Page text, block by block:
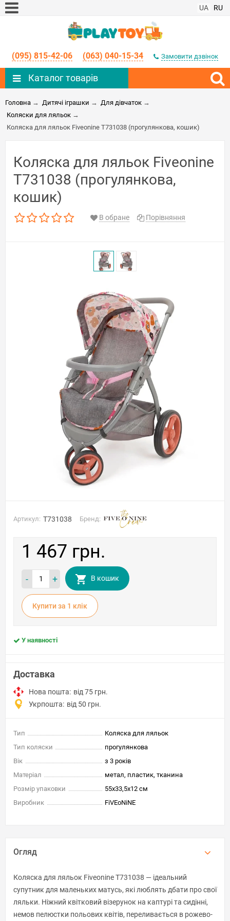
UA RU
(095) 815-42-06 (063) 040-15-34 Замовити дзвінок
Каталог товарів
Головна → Дитячі іграшки → Для дівчаток →
Коляски для ляльок →
Коляска для ляльок Fiveonine T731038 (прогулянкова, кошик)
Коляска для ляльок Fiveonine
T731038 (прогулянкова,
кошик)
В обране Порівняння
Артикул: T731038 Бренд:
1 467 грн.
- + В кошик
Купити за 1 клiк
У наявності
Доставка
Нова пошта: від 75 грн.
Укрпошта: від 50 грн.
Тип
Коляска для ляльок
Тип коляски
прогулянкова
Вік
з 3 років
Матеріал
метал, пластик, тканина
Розмір упаковки
55x33,5x12 см
Виробник
FiVEoNiNE
Огляд
Коляска для ляльок Fiveonine T731038 — ідеальний
супутник для маленьких матусь, які люблять дбати про свої
ляльки. Ніжний квітковий візерунок на каптурі та сидінні,
немов пелюстки польових квітів, переливається в рожево-